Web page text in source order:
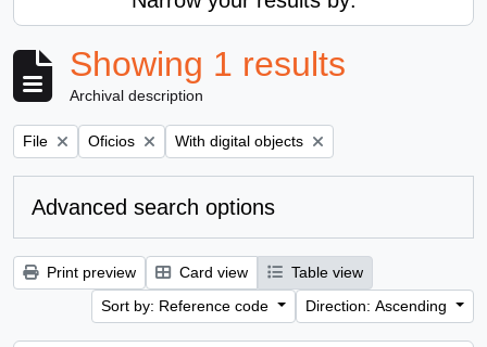
Showing 1 results
Archival description
Remove filter:
File Remove filter:
Oficios Remove filter:
With digital objects
Advanced search options
Print preview Card view
Table view
Sort by: Reference code
Direction: Ascending